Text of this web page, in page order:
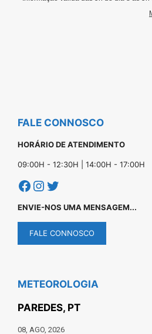
FALE CONNOSCO
HORÁRIO DE ATENDIMENTO
09:00H - 12:30H | 14:00H - 17:00H
Facebook
Instagram
Twitter
ENVIE-NOS UMA MENSAGEM...
FALE CONNOSCO
METEOROLOGIA
PAREDES, PT
08, AGO, 2026